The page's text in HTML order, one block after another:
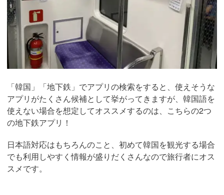
「韓国」「地下鉄」でアプリの検索をすると、使えそうな
アプリがたくさん候補として挙がってきますが、韓国語を
使えない場合を想定してオススメするのは、こちらの2つ
の地下鉄アプリ！
日本語対応はもちろんのこと、初めて韓国を観光する場合
でも利用しやすく情報が盛りだくさんなので旅行者にオス
スメです。